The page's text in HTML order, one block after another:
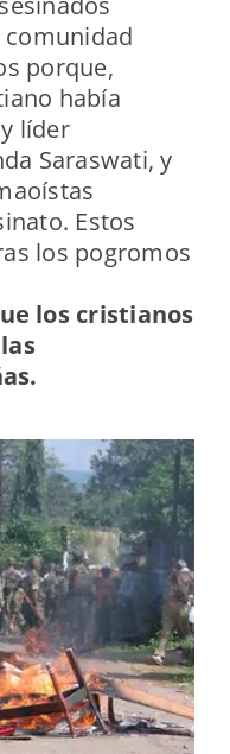
porque,
había
líder
Saraswati, y
Estos
los pogromos
los cristianos